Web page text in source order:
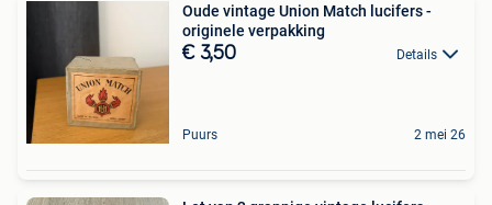
Oude vintage Union Match lucifers -
originele verpakking
€ 3,50 Details
Puurs 2 mei 26